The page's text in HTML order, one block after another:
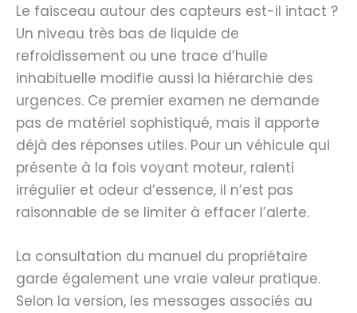
Le faisceau autour des capteurs est-il intact ?
Un niveau très bas de liquide de
refroidissement ou une trace d’huile
inhabituelle modifie aussi la hiérarchie des
urgences. Ce premier examen ne demande
pas de matériel sophistiqué, mais il apporte
déjà des réponses utiles. Pour un véhicule qui
présente à la fois voyant moteur, ralenti
irrégulier et odeur d’essence, il n’est pas
raisonnable de se limiter à effacer l’alerte.
La consultation du manuel du propriétaire
garde également une vraie valeur pratique.
Selon la version, les messages associés au